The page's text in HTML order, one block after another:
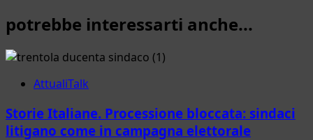
potrebbe interessarti anche...
AttualiTalk
Storie Italiane. Processione bloccata: sindaci
litigano come in campagna elettorale